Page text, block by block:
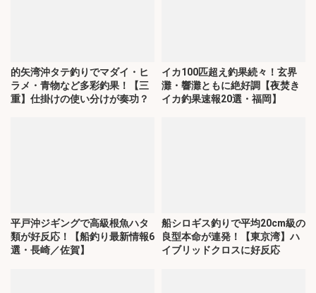
的矢湾沖タテ釣りでマダイ・ヒ
ラメ・青物など多彩釣果！【三
重】仕掛けの使い分けが奏功？
イカ100匹超え釣果続々！玄界
灘・響灘ともに絶好調【夜焚き
イカ釣果速報20選・福岡】
平戸沖ジギングで高級根魚ハタ
類が好反応！【船釣り最新情報6
選・長崎／佐賀】
船シロギス釣りで平均20cm級の
良型本命が連発！【東京湾】ハ
イブリッドクロスに好反応